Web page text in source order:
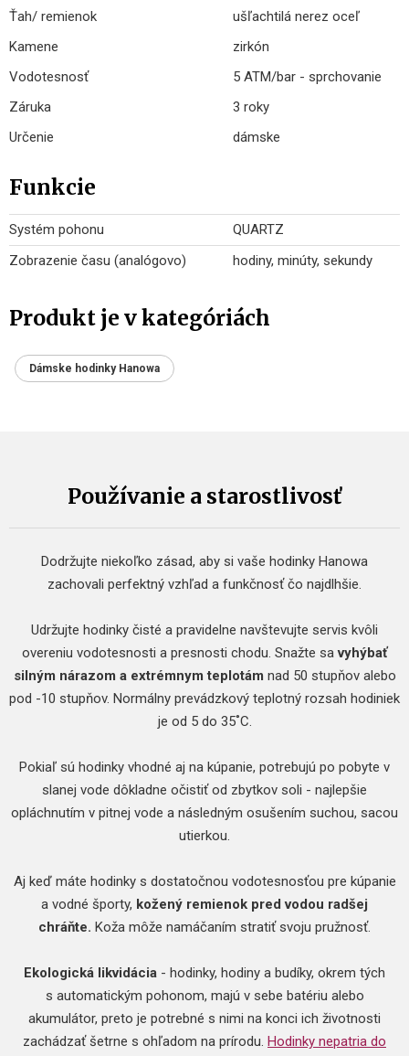
Ťah/ remienok
ušľachtilá nerez oceľ
Kamene
zirkón
Vodotesnosť
5 ATM/bar - sprchovanie
Záruka
3 roky
Určenie
dámske
Funkcie
Systém pohonu
QUARTZ
Zobrazenie času (analógovo)
hodiny, minúty, sekundy
Produkt je v kategóriách
Dámske hodinky Hanowa
Používanie a starostlivosť
Dodržujte niekoľko zásad, aby si vaše hodinky Hanowa
zachovali perfektný vzhľad a funkčnosť čo najdlhšie.
Udržujte hodinky čisté a pravidelne navštevujte servis kvôli
overeniu vodotesnosti a presnosti chodu. Snažte savyhýbať
silným nárazom a extrémnym teplotám nad 50 stupňov alebo
pod -10 stupňov. Normálny prevádzkový teplotný rozsah hodiniek
je od 5 do 35˚C.
Pokiaľ sú hodinky vhodné aj na kúpanie, potrebujú po pobyte v
slanej vode dôkladne očistiť od zbytkov soli - najlepšie
opláchnutím v pitnej vode a následným osušením suchou, sacou
utierkou.
Aj keď máte hodinky s dostatočnou vodotesnosťou pre kúpanie
a vodné športy, kožený remienok pred vodou radšej
chráňte. Koža môže namáčaním stratiť svoju pružnosť.
Ekologická likvidácia - hodinky, hodiny a budíky, okrem tých
s automatickým pohonom, majú v sebe batériu alebo
akumulátor, preto je potrebné s nimi na konci ich životnosti
zachádzať šetrne s ohľadom na prírodu. Hodinky nepatria do